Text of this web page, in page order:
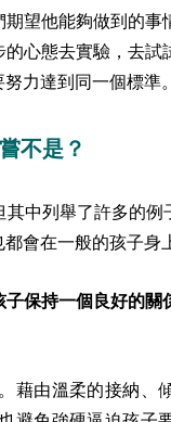
望他能夠做到的事
心態去實驗，去
力達到同一個標準。
不是？
中列舉了許多的例
會在一般的孩子身
保持一個良好的
藉由溫柔的接納、